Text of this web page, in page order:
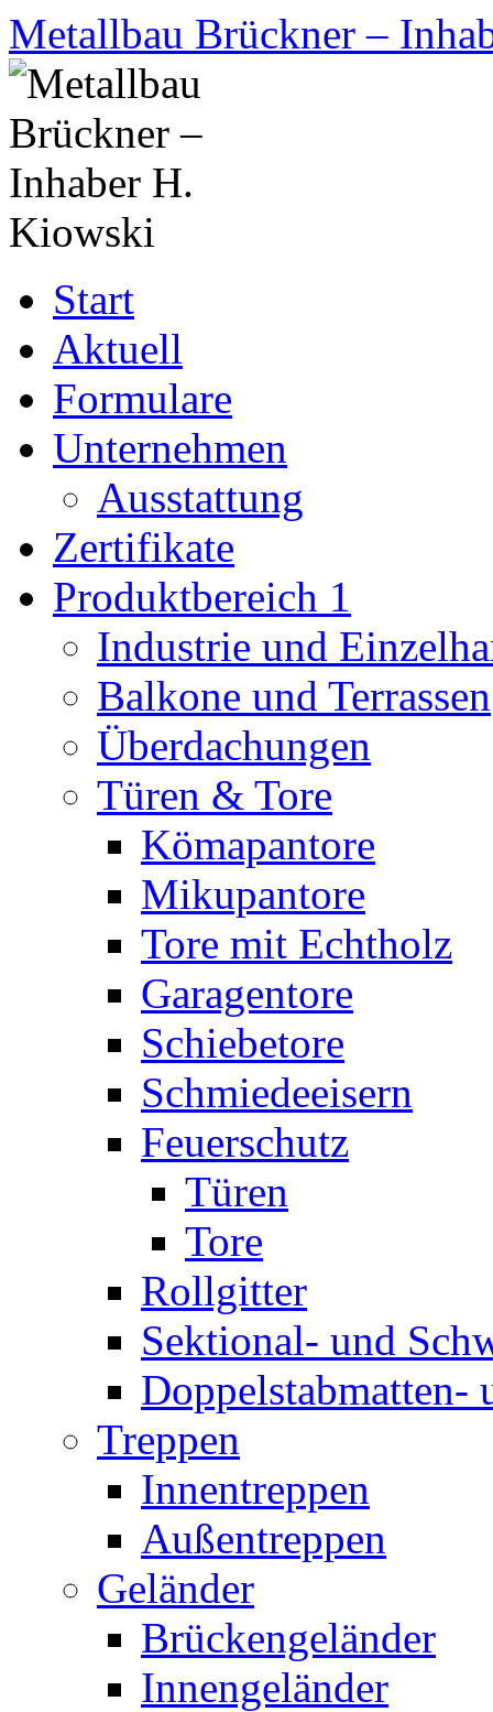
Zum
Inhalt
springen
Metallbau Brückner –
Start
Aktuell
Formulare
Unternehmen
Ausstattung
Zertifikate
Produktbereich 1
Industrie und
Balkone und Terrassen
Überdachungen
Türen & Tore
Kömapantore
Mikupantore
Tore mit Echtholz
Garagentore
Schiebetore
Schmiedeeisern
Feuerschutz
Türen
Tore
Rollgitter
Sektional- und
Doppelstabmatten-
Treppen
Innentreppen
Außentreppen
Geländer
Brückengeländer
Innengeländer